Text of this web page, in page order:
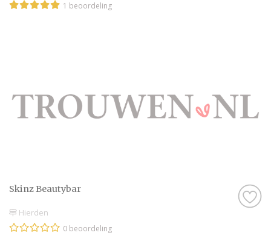
1 beoordeling
Skinz Beautybar
Hierden
0 beoordeling